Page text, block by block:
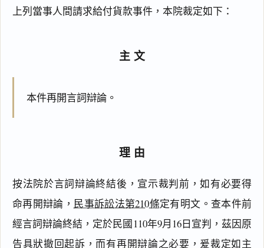
上列當事人間請求給付貨款事件，本院裁定如下：
主文
本件再開言詞辯論。
理由
按法院於言詞辯論終結後，宣示裁判前，如有必要得
命再開辯論， 民事訴訟法第210條定有明文。查本件前
經言詞辯論終結，定於民國110年9月16日宣判，茲因原
告具狀撤回起訴，而有再開辯論之必要，爰裁定如主
主